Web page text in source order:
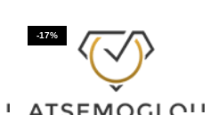
-17%